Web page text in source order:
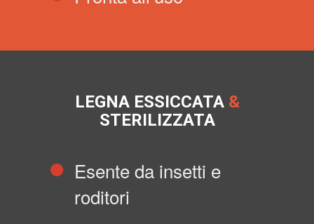
LEGNA ESSICCATA &
STERILIZZATA
Esente da insetti e
roditori